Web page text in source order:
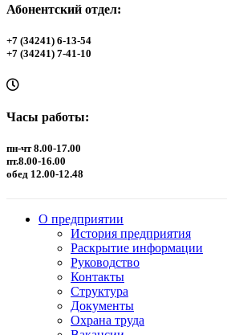
Абонентский отдел:
+7 (34241) 6-13-54
+7 (34241) 7-41-10
Часы работы:
пн-чт 8.00-17.00
пт.8.00-16.00
обед 12.00-12.48
О предприятии
История предприятия
Раскрытие информации
Руководство
Контакты
Структура
Документы
Охрана труда